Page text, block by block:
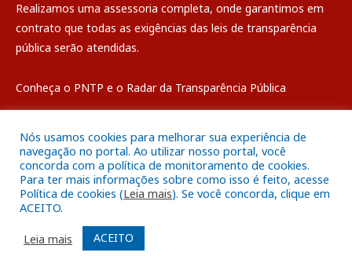
Realizamos uma assessoria completa, onde garantimos em
contrato que todas as exigências das leis de transparência
pública serão atendidas.
Conheça o PNTP e o Radar da Transparência Pública
Todos os direitos reservados a Câmara Municipal de Breves
Mapa do Site
Acessar o Webmail
Nós usamos cookies para melhorar sua experiência de
navegação no portal. Ao utilizar nosso portal, você
concorda com a política de monitoramento de cookies.
Para ter mais informações sobre como isso é feito, acesse
Política de cookies (Leia mais). Se você concorda, clique em
ACEITO.
Leia mais
ACEITO